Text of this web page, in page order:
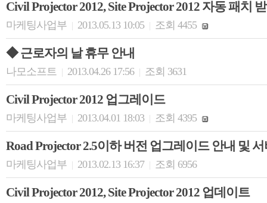
Civil Projector 2012, Site Projector 2012 자동 패치
마케팅사업부 | 2013.05.13 10:05 | 조회 4455
◆ 근로자의 날 휴무 안내
나모소프트 | 2013.04.26 17:56 | 조회 3631
Civil Projector 2012 업그레이드
마케팅사업부 | 2013.04.01 18:03 | 조회 4395
Road Projector 2.5이하 버전 업그레이드 안내 및
마케팅사업부 | 2013.02.13 16:37 | 조회 6956
Civil Projector 2012, Site Projector 2012 업데이트